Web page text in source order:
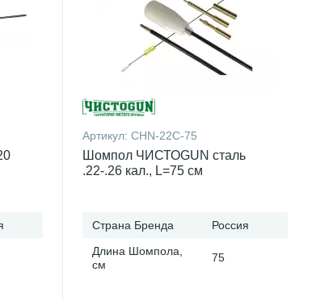
Артикул: CHN-22C-75
Шомпол ЧИСТОGUN сталь
.22-.26 кал., L=75 см
Страна Бренда
Россия
Длина Шомпола,
см
75